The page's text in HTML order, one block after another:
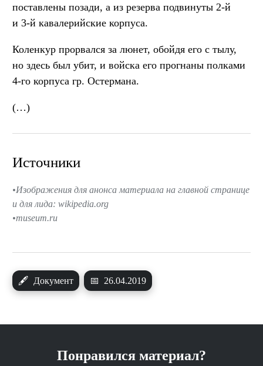
поставлены позади, а из резерва подвинуты 2-й
и 3-й кавалерийские корпуса.
Коленкур прорвался за люнет, обойдя его с тылу,
но здесь был убит, и войска его прогнаны полками
4-го корпуса гр. Остермана.
(…)
🖋 Документ 📅 26.04.2019
Источники
Изображения для анонса материала на главной странице
и для лида: wikipedia.org
museum.ru
Понравился материал?